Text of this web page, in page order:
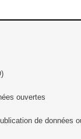
ouvertes
de données